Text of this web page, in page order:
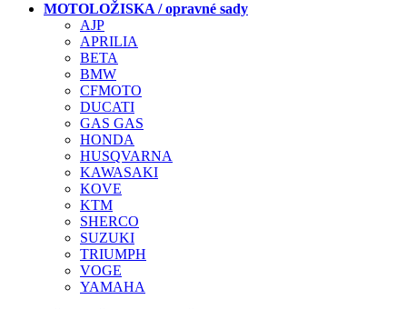
MOTOLOŽISKA / opravné sady
AJP
APRILIA
BETA
BMW
CFMOTO
DUCATI
GAS GAS
HONDA
HUSQVARNA
KAWASAKI
KOVE
KTM
SHERCO
SUZUKI
TRIUMPH
VOGE
YAMAHA